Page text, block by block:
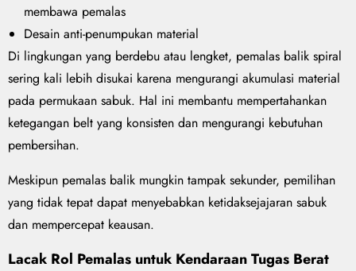
membawa pemalas
Desain anti-penumpukan material
Di lingkungan yang berdebu atau lengket, pemalas balik spiral
sering kali lebih disukai karena mengurangi akumulasi material
pada permukaan sabuk. Hal ini membantu mempertahankan
ketegangan belt yang konsisten dan mengurangi kebutuhan
pembersihan.
Meskipun pemalas balik mungkin tampak sekunder, pemilihan
yang tidak tepat dapat menyebabkan ketidaksejajaran sabuk
dan mempercepat keausan.
Lacak Rol Pemalas untuk Kendaraan Tugas Berat